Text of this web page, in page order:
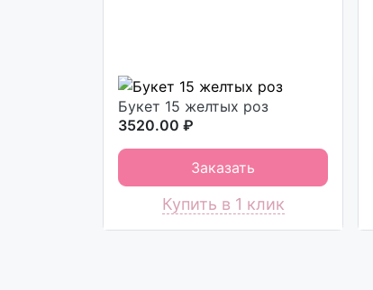
Букет 15 желтых роз
3520.00 ₽
Заказать
Купить в 1 клик